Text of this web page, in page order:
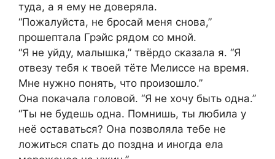
туда, а я ему не доверяла.
“Пожалуйста, не бросай меня снова,”
прошептала Грэйс рядом со мной.
“Я не уйду, малышка,” твёрдо сказала я. “Я
отвезу тебя к твоей тёте Мелиссе на время.
Мне нужно понять, что произошло.”
Она покачала головой. “Я не хочу быть одна.”
“Ты не будешь одна. Помнишь, ты любила у
неё оставаться? Она позволяла тебе не
ложиться спать до поздна и иногда ела